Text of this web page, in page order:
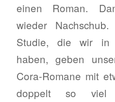
einen Roman.
wieder
Studie, die wir in
haben, geben
Cora-Romane mit
doppelt so